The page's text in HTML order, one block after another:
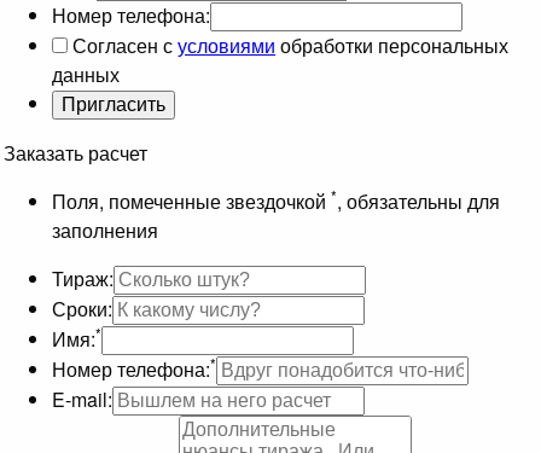
Номер телефона:
Согласен сусловиями обработки персональных
данных
Заказать расчет
Поля, помеченные звездочкой *, обязательны для
заполнения
Тираж:
Сроки:
Имя:*
Номер телефона:*
E-mail: